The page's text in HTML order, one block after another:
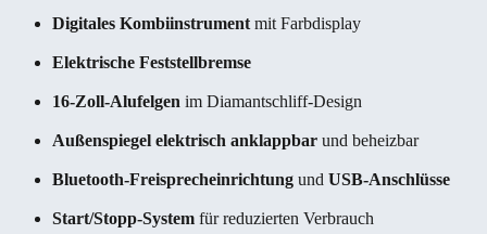
Digitales Kombiinstrument mit Farbdisplay
Elektrische Feststellbremse
16-Zoll-Alufelgen im Diamantschliff-Design
Außenspiegel elektrisch anklappbar und beheizbar
Bluetooth-Freisprecheinrichtung und USB-Anschlüsse
Start/Stopp-System für reduzierten Verbrauch